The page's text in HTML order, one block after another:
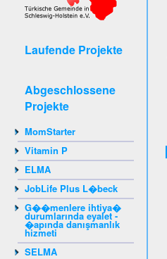
Laufende Projekte
Abgeschlossene
Projekte
MomStarter
Vitamin P
ELMA
JobLife Plus L�beck
G��menlere ihtiya�
durumlarında eyalet -
�apında danışmanlık
hizmeti
SELMA